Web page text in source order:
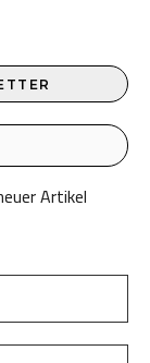
Artikel